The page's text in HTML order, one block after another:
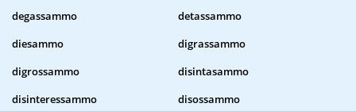
degassammo
detassammo
diesammo
digrassammo
digrossammo
disintasammo
disinteressammo
disossammo